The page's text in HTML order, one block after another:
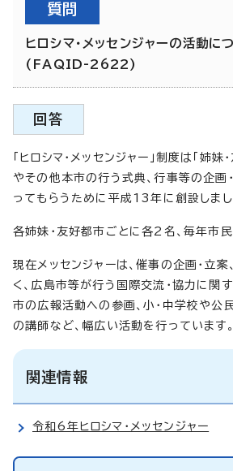
質問
ヒロシマ・メッセンジャーの活動に
(FAQID-2622)
回答
「ヒロシマ・メッセンジャー」制度は「姉
やその他本市の行う式典、行事等の企画
ってもらうために平成13年に創設しまし
各姉妹・友好都市ごとに各2名、毎年市民
現在メッセンジャーは、催事の企画・立
く、広島市等が行う国際交流・協力に関
市の広報活動への参画、小・中学校や公
の講師など、幅広い活動を行っています。
関連情報
令和6年ヒロシマ・メッセンジャー